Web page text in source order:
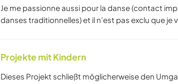
Je me passionne aussi pour la danse (contact
danses traditionnelles) et il n’est pas exclu que
Projekte mit Kindern
Dieses Projekt schließt möglicherweise den